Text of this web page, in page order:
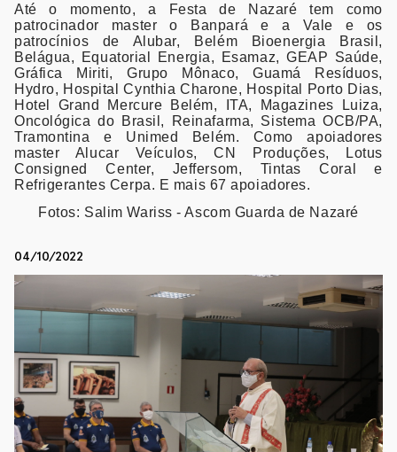
Até o momento, a Festa de Nazaré tem como
patrocinador master o Banpará e a Vale e os
patrocínios de Alubar, Belém Bioenergia Brasil,
Belágua, Equatorial Energia, Esamaz, GEAP Saúde,
Gráfica Miriti, Grupo Mônaco, Guamá Resíduos,
Hydro, Hospital Cynthia Charone, Hospital Porto Dias,
Hotel Grand Mercure Belém, ITA, Magazines Luiza,
Oncológica do Brasil, Reinafarma, Sistema OCB/PA,
Tramontina e Unimed Belém. Como apoiadores
master Alucar Veículos, CN Produções, Lotus
Consigned Center, Jeffersom, Tintas Coral e
Refrigerantes Cerpa. E mais 67 apoiadores.
Fotos: Salim Wariss - Ascom Guarda de Nazaré
04/10/2022